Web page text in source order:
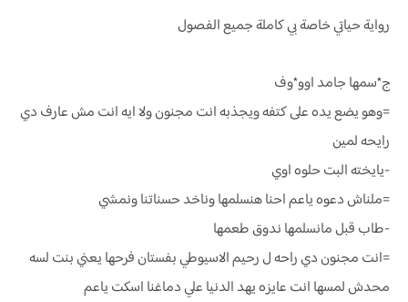
روايةحياتي خاصة بي كاملة جميع الفصول
ج*سمها جامد اوو*وف
=وهو يضع يده على كتفه ويجذبه انت مجنون ولا ايه انت مش عارف دي
رايحه لمين
-يايخته البت حلوه اوي
=ملناش دعوه ياعم احنا هنسلمها وناخد حسناتنا ونمشي
-طاب قبل مانسلمها ندوق طعمها
=انت مجنون دي راحه ل رحيم الاسيوطي بفستان فرحها يعني بنت لسه
محدش لمسها انت عايزه يهد الدنيا علي دماغنا اسكت ياعم